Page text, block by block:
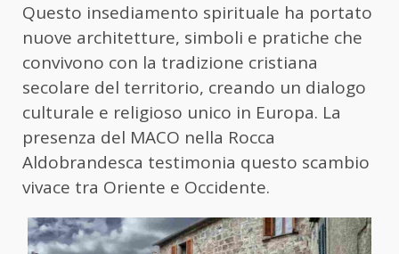
Questo insediamento spirituale ha portato
nuove architetture, simboli e pratiche che
convivono con la tradizione cristiana
secolare del territorio, creando un dialogo
culturale e religioso unico in Europa. La
presenza del MACO nella Rocca
Aldobrandesca testimonia questo scambio
vivace tra Oriente e Occidente.